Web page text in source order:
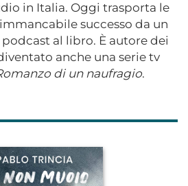
in Italia. Oggi trasporta le
successo da un
al libro. È autore dei
anche una serie tv
di un naufragio.